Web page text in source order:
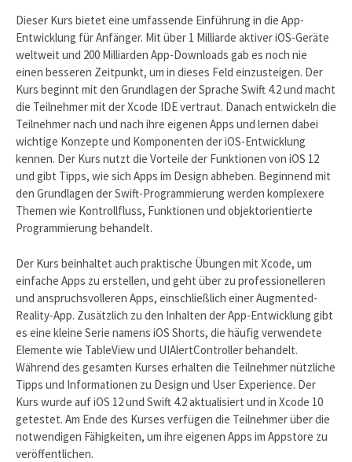
Dieser Kurs bietet eine umfassende Einführung in die App-
Entwicklung für Anfänger. Mit über 1 Milliarde aktiver iOS-Geräte
weltweit und 200 Milliarden App-Downloads gab es noch nie
einen besseren Zeitpunkt, um in dieses Feld einzusteigen. Der
Kurs beginnt mit den Grundlagen der Sprache Swift 4.2 und macht
die Teilnehmer mit der Xcode IDE vertraut. Danach entwickeln die
Teilnehmer nach und nach ihre eigenen Apps und lernen dabei
wichtige Konzepte und Komponenten der iOS-Entwicklung
kennen. Der Kurs nutzt die Vorteile der Funktionen von iOS 12
und gibt Tipps, wie sich Apps im Design abheben. Beginnend mit
den Grundlagen der Swift-Programmierung werden komplexere
Themen wie Kontrollfluss, Funktionen und objektorientierte
Programmierung behandelt.
Der Kurs beinhaltet auch praktische Übungen mit Xcode, um
einfache Apps zu erstellen, und geht über zu professionelleren
und anspruchsvolleren Apps, einschließlich einer Augmented-
Reality-App. Zusätzlich zu den Inhalten der App-Entwicklung gibt
es eine kleine Serie namens iOS Shorts, die häufig verwendete
Elemente wie TableView und UIAlertController behandelt.
Während des gesamten Kurses erhalten die Teilnehmer nützliche
Tipps und Informationen zu Design und User Experience. Der
Kurs wurde auf iOS 12 und Swift 4.2 aktualisiert und in Xcode 10
getestet. Am Ende des Kurses verfügen die Teilnehmer über die
notwendigen Fähigkeiten, um ihre eigenen Apps im Appstore zu
veröffentlichen.